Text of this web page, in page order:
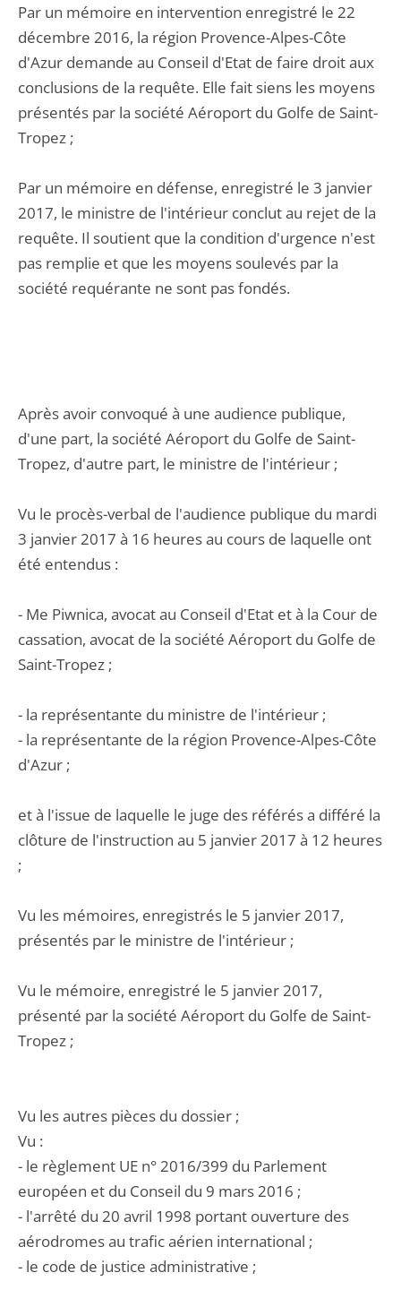
Par un mémoire en intervention enregistré le 22
décembre 2016, la région Provence-Alpes-Côte
d'Azur demande au Conseil d'Etat de faire droit aux
conclusions de la requête. Elle fait siens les moyens
présentés par la société Aéroport du Golfe de Saint-
Tropez ;
Par un mémoire en défense, enregistré le 3 janvier
2017, le ministre de l'intérieur conclut au rejet de la
requête. Il soutient que la condition d'urgence n'est
pas remplie et que les moyens soulevés par la
société requérante ne sont pas fondés.
Après avoir convoqué à une audience publique,
d'une part, la société Aéroport du Golfe de Saint-
Tropez, d'autre part, le ministre de l'intérieur ;
Vu le procès-verbal de l'audience publique du mardi
3 janvier 2017 à 16 heures au cours de laquelle ont
été entendus :
- Me Piwnica, avocat au Conseil d'Etat et à la Cour de
cassation, avocat de la société Aéroport du Golfe de
Saint-Tropez ;
- la représentante du ministre de l'intérieur ;
- la représentante de la région Provence-Alpes-Côte
d'Azur ;
et à l'issue de laquelle le juge des référés a différé la
clôture de l'instruction au 5 janvier 2017 à 12 heures
;
Vu les mémoires, enregistrés le 5 janvier 2017,
présentés par le ministre de l'intérieur ;
Vu le mémoire, enregistré le 5 janvier 2017,
présenté par la société Aéroport du Golfe de Saint-
Tropez ;
Vu les autres pièces du dossier ;
Vu :
- le règlement UE n° 2016/399 du Parlement
européen et du Conseil du 9 mars 2016 ;
- l'arrêté du 20 avril 1998 portant ouverture des
aérodromes au trafic aérien international ;
- le code de justice administrative ;